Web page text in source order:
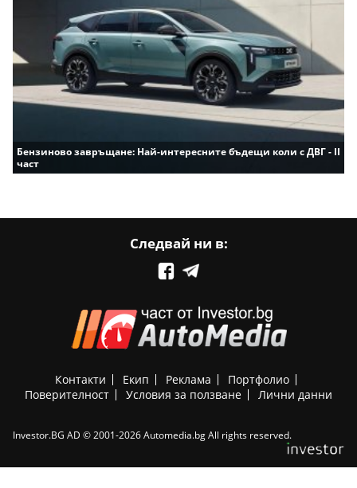
Бензиново завръщане: Най-интересните бъдещи коли с ДВГ - II
част
Следвай ни в:
Контакти Екип Реклама
Портфолио
Поверителност
Условия за ползване Лични данни
Investor.BG AD © 2001-2026 Automedia.bg All rights reserved.